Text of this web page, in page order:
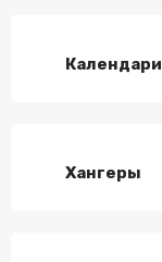
Календари
Хангеры